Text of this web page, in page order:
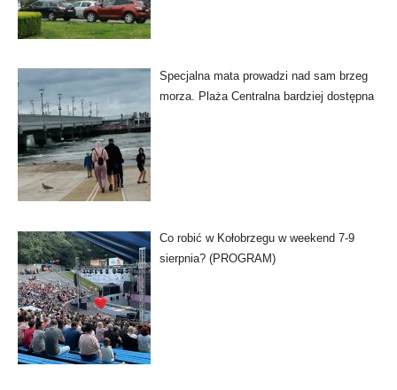
Specjalna mata prowadzi nad sam brzeg
morza. Plaża Centralna bardziej dostępna
Co robić w Kołobrzegu w weekend 7-9
sierpnia? (PROGRAM)